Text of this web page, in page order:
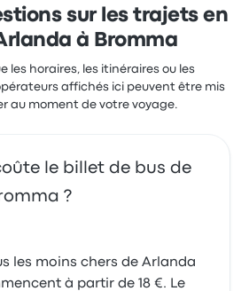
sur les trajets en
à Bromma
les horaires, les itinéraires ou les
affichés ici peuvent être mis
au moment de votre voyage.
le billet de bus de
?
les moins chers de Arlanda
à partir de 18 €. Le